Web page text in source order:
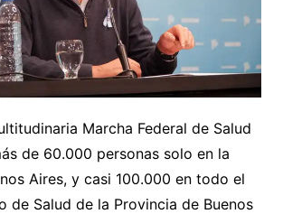
Marcha Federal de Salud
de 60.000 personas solo en la
Aires, y casi 100.000 en todo el
de Salud de la Provincia de Buenos